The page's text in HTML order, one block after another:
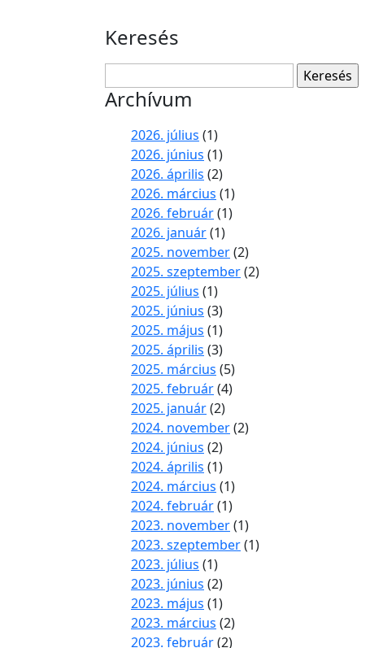
Keresés
Archívum
2026. július (1)
2026. június (1)
2026. április (2)
2026. március (1)
2026. február(1)
2026. január(1)
2025. november(2)
2025. szeptember(2)
2025. július (1)
2025. június (3)
2025. május (1)
2025. április (3)
2025. március (5)
2025. február(4)
2025. január(2)
2024. november(2)
2024. június (2)
2024. április (1)
2024. március (1)
2024. február(1)
2023. november(1)
2023. szeptember(1)
2023. július (1)
2023. június (2)
2023. május (1)
2023. március (2)
2023. február(2)